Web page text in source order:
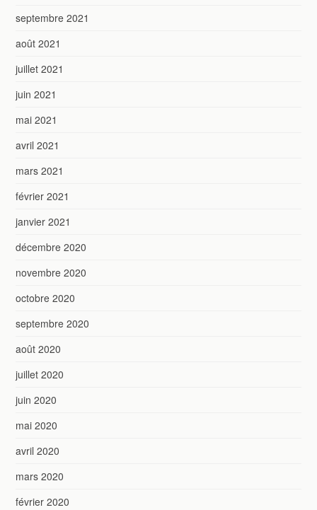
septembre 2021
août 2021
juillet 2021
juin 2021
mai 2021
avril 2021
mars 2021
février 2021
janvier 2021
décembre 2020
novembre 2020
octobre 2020
septembre 2020
août 2020
juillet 2020
juin 2020
mai 2020
avril 2020
mars 2020
février 2020